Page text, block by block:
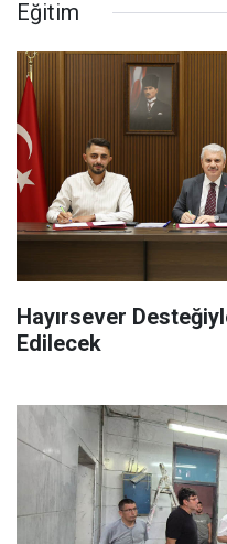
Eğitim
Hayırsever
Edilecek